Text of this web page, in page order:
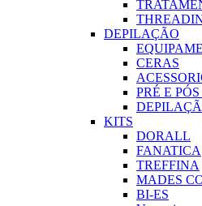
DEPILAÇÃO
CERAS
PRÉ E
KITS
DORALL
FANATICA
TREFFINA
MADES
BI-ES